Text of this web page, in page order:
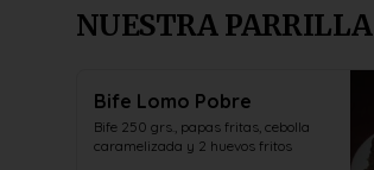
NUESTRA PARRILLA
Bife Lomo Pobre
Bife 250 grs., papas fritas, cebolla
caramelizada y 2 huevos fritos